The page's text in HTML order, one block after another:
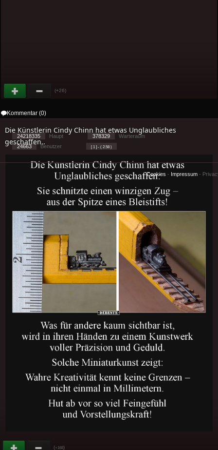
(+26)
Kommentar (0)
Die Künstlerin Cindy Chinn hat etwas Unglaubliches
geschaffen..
(+168)
24218335 Haupt 378329
Warteraum
24663
Benutzer [ 1 ] - ( 2.58 )
Cookies - Impressum -